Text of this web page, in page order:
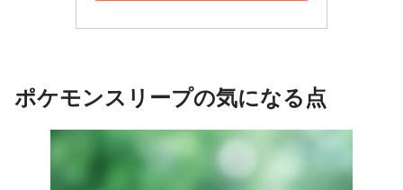
ポケモンスリープの気になる点